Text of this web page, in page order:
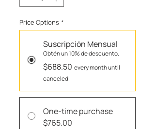
Price Options *
Suscripción Mensual
Obtén un 10% de descuento.
$688.50 every month until
canceled
One-time purchase
$765.00